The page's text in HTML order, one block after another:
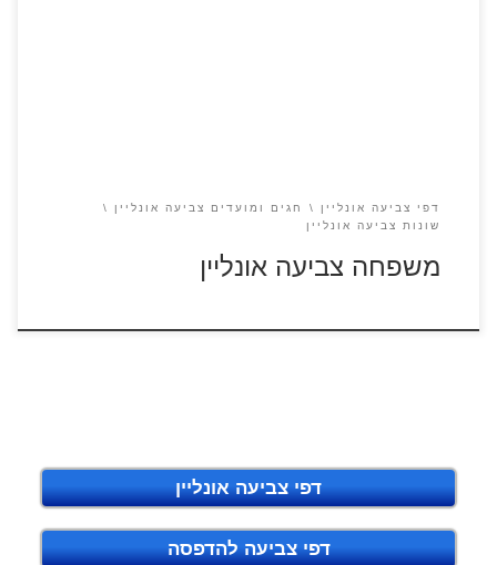
דפי צביעה אונליין
חגים ומועדים צביעה אונליין
שונות צביעה אונליין
משפחה צביעה אונליין
דפי צביעה אונליין
דפי צביעה להדפסה